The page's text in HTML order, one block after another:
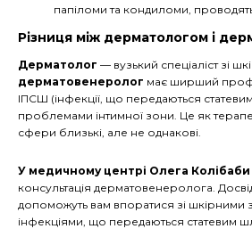
папіломи та кондиломи, проводять
Різниця між дерматологом і
Дерматолог — вузький спеціаліст зі
дерматовенеролог має ширший
ІПСШ (інфекції, що передаються
проблемами інтимної зони. Це як
сфери близькі, але не однакові.
У медичному центрі Олега Колібаби
консультація дерматовенеролога.
допоможуть вам впоратися зі шкірними
інфекціями, що передаються статевим